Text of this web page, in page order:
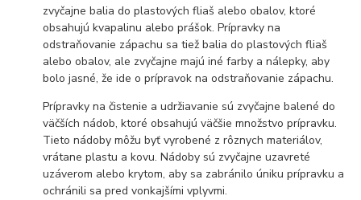
zvyčajne balia do plastových fliaš alebo obalov, ktoré
obsahujú kvapalinu alebo prášok. Prípravky na
odstraňovanie zápachu sa tiež balia do plastových fliaš
alebo obalov, ale zvyčajne majú iné farby a nálepky, aby
bolo jasné, že ide o prípravok na odstraňovanie zápachu.
Prípravky na čistenie a udržiavanie sú zvyčajne balené do
väčších nádob, ktoré obsahujú väčšie množstvo prípravku.
Tieto nádoby môžu byť vyrobené z rôznych materiálov,
vrátane plastu a kovu. Nádoby sú zvyčajne uzavreté
uzáverom alebo krytom, aby sa zabránilo úniku prípravku a
ochránili sa pred vonkajšími vplyvmi.